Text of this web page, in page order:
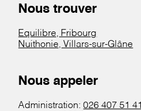
Nous trouver
Equilibre, Fribourg
Nuithonie, Villars-sur-Glâne
Nous appeler
Administration:026 407 51 41